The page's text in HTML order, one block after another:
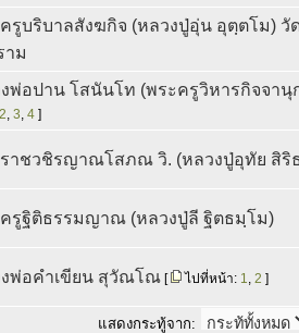
รูบริบาลสังฆกิจ (หลวงปู่อุ่น อุตฺตโม) วั
าม
พ่อปาน โสนันโท (พระครูวิหารกิจจานุ
2, 3, 4 ]
าชวชิรญาณโสภณ วิ. (หลวงปู่อุทัย สิริ
รูฐิติธรรมญาณ (หลวงปู่ลี ฐิตธมฺโม)
พ่อคำเขียน สุวัณโณ [ ไปที่หน้า: 1, 2 ]
แสดงกระทู้จาก: